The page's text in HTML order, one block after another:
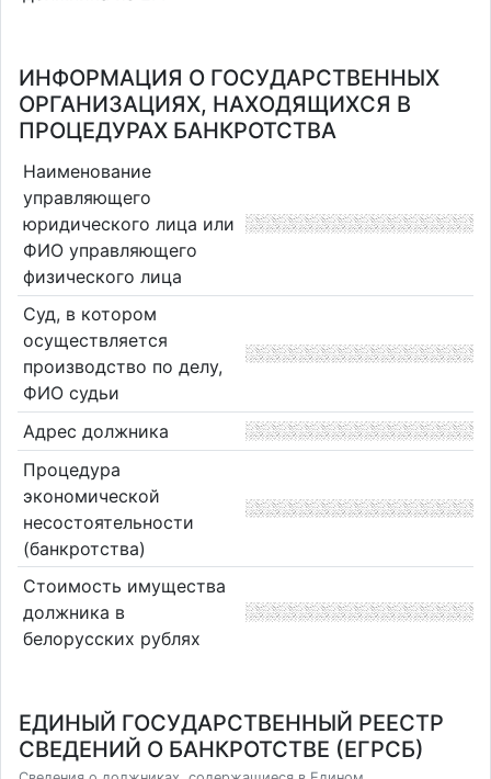
ИНФОРМАЦИЯ О ГОСУДАРСТВЕННЫХ
ОРГАНИЗАЦИЯХ, НАХОДЯЩИХСЯ В
ПРОЦЕДУРАХ БАНКРОТСТВА
Наименование
управляющего
юридического лица или
ФИО управляющего
физического лица
Суд, в котором
осуществляется
производство по делу,
ФИО судьи
Адрес должника
Процедура
экономической
несостоятельности
(банкротства)
Стоимость имущества
должника в
белорусских рублях
ЕДИНЫЙ ГОСУДАРСТВЕННЫЙ РЕЕСТР
СВЕДЕНИЙ О БАНКРОТСТВЕ (ЕГРСБ)